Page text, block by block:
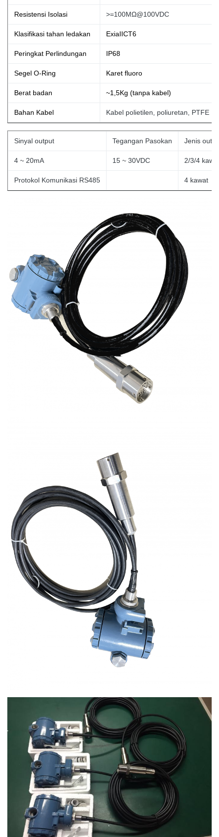
Resistensi Isolasi >=100MΩ@100VDC
Klasifikasi tahan ledakan ExiaIICT6
Peringkat Perlindungan IP68
Segel O-Ring Karet fluoro
Berat badan ~1,5Kg (tanpa kabel)
Bahan Kabel Kabel polietilen, poliuretan, PTFE
Sinyal output Tegangan Pasokan Jenis
4 ~ 20mA 15 ~ 30VDC 2/3/4
Protokol Komunikasi RS485 4 kawat